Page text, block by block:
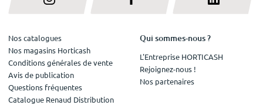
Nos catalogues
Nos magasins Horticash
Conditions générales de vente
Avis de publication
Questions fréquentes
Catalogue Renaud Distribution
Qui sommes-nous ?
L'Entreprise HORTICASH
Rejoignez-nous !
Nos partenaires